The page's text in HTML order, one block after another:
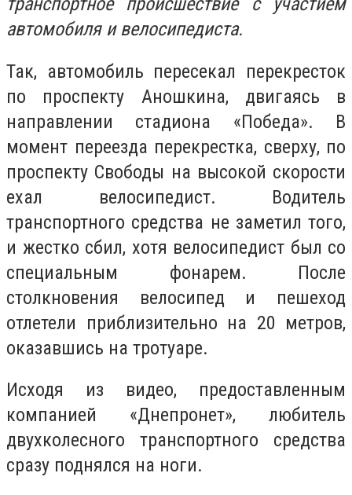
автомобиля и велосипедиста.
Так, автомобиль пересекал перекресток
по проспекту Аношкина, двигаясь в
направлении стадиона «Победа». В
момент переезда перекрестка, сверху, по
проспекту Свободы на высокой скорости
ехал велосипедист. Водитель
транспортного средства не заметил того,
и жестко сбил, хотя велосипедист был со
специальным фонарем. После
столкновения велосипед и пешеход
отлетели приблизительно на 20 метров,
оказавшись на тротуаре.
Исходя из видео, предоставленным
компанией «Днепронет», любитель
двухколесного транспортного средства
сразу поднялся на ноги.